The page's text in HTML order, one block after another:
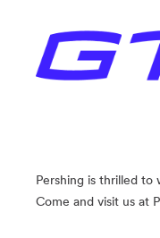
Pershing is thrilled
Come and visit us at